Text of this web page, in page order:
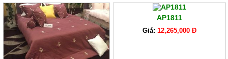
AP1811
Giá: 12,265,000 Đ